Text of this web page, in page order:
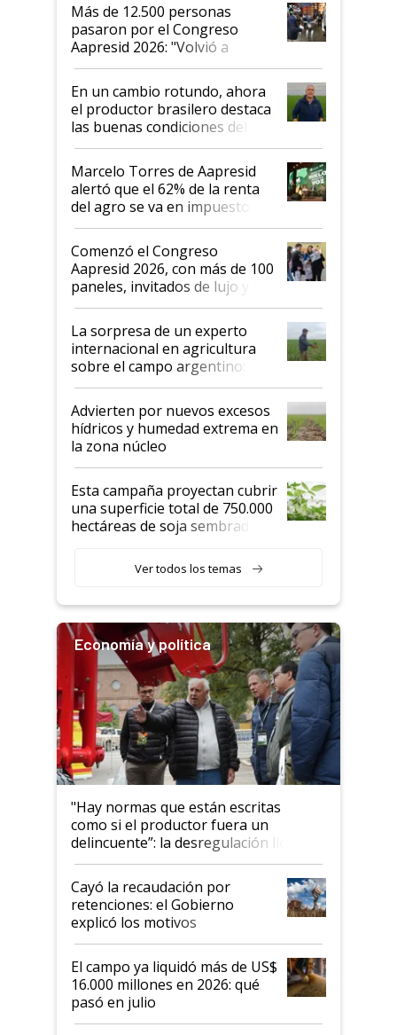
Más de 12.500 personas
pasaron por el Congreso
Aapresid 2026: "Volvió a
demostrar que hablar del
suelo es hablar de todo el
sistema productivo"
En un cambio rotundo, ahora
el productor brasilero destaca
las buenas condiciones del
agro argentino para invertir:
"Los veo más motivados"
Marcelo Torres de Aapresid
alertó que el 62% de la renta
del agro se va en impuestos:
"No es bueno que en
Argentina se sigan discutiendo
las mismas cosas de hace 50
años"
Comenzó el Congreso
Aapresid 2026, con más de 100
paneles, invitados de lujo y
todas las tendencias
La sorpresa de un experto
internacional en agricultura
sobre el campo argentino:
"Estoy muy impresionado"
Advierten por nuevos excesos
hídricos y humedad extrema en
la zona núcleo
Esta campaña proyectan cubrir
una superficie total de 750.000
hectáreas de soja sembradas
variedades que marcan un
salto tecnológico en genética y
Ver todos los temas
Economía y política
"Hay normas que están escritas
como si el productor fuera un
delincuente”: la desregulación llegó
al Congreso Aapresid y hasta se
habló del financiamiento al IPCVA
Cayó la recaudación por
retenciones: el Gobierno
explicó los motivos
El campo ya liquidó más de US$
16.000 millones en 2026: qué
pasó en julio